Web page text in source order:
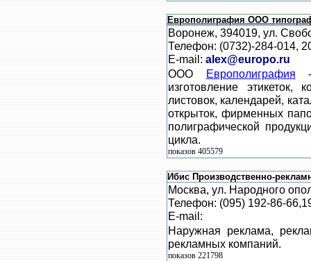
Европолиграфия ООО
Воронеж, 394019, ул.
Телефон: (0732)-284-014,
E-mail: alex@europo.ru
ООО Европолиграфия -
изготовление этикеток,
листовок, календарей,
открыток, фирменных
полиграфической
цикла.
показов 405579
Ибис Производственно-
Москва, ул. Народного
Телефон: (095) 192-86-
E-mail:
Наружная реклама,
рекламных компаний.
показов 221798